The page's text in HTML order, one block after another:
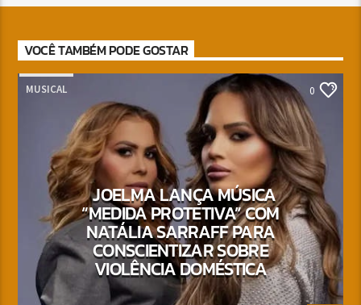
VOCÊ TAMBÉM PODE GOSTAR
MUSICAL 0
JOELMA LANÇA MÚSICA
“MEDIDA PROTETIVA” COM
NATÁLIA SARRAFF PARA
CONSCIENTIZAR SOBRE
VIOLÊNCIA DOMÉSTICA